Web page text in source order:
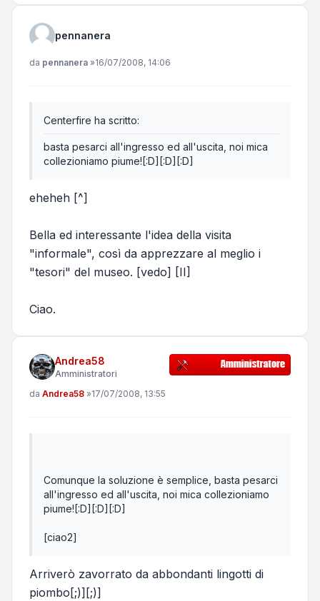
pennanera
Messaggio
da pennanera »16/07/2008, 14:06
Centerfire ha scritto:
basta pesarci all'ingresso ed all'uscita, noi mica
collezioniamo piume![:D][:D][:D]
eheheh [^]
Bella ed interessante l'idea della visita
"informale", così da apprezzare al meglio i
"tesori" del museo. [vedo] [II]
Ciao.
Andrea58
Amministratori
Messaggio
da Andrea58 »17/07/2008, 13:55
Comunque la soluzione è semplice, basta pesarci
all'ingresso ed all'uscita, noi mica collezioniamo
piume![:D][:D][:D]
[ciao2]
Arriverò zavorrato da abbondanti lingotti di
piombo[;)][;)]